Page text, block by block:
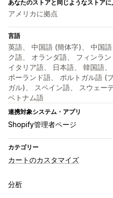
あなたのストアと同じようなストアに
アメリカに拠点
言語
英語、 中国語 (簡体字)、 中国
ク語、 オランダ語、 フィンラ
イタリア語、 日本語、 韓国語
ポーランド語、 ポルトガル語 (
ガル)、 スペイン語、 スウェー
ベトナム語
連携対象システム・アプリ
Shopify管理者ページ
カテゴリー
カートのカスタマイズ
分析